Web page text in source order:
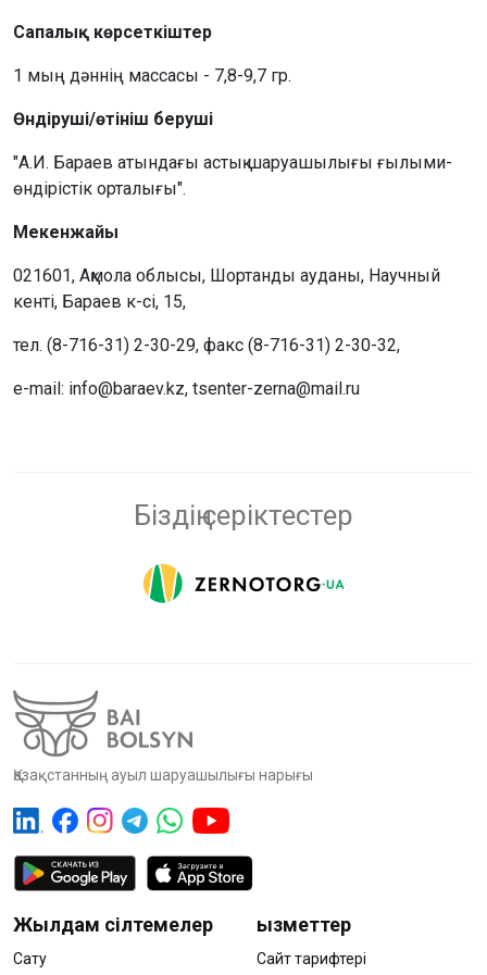
Сапалық көрсеткіштер
1 мың дәннің массасы - 7,8-9,7 гр.
Өндіруші/өтініш беруші
"А.И. Бараев атындағы астық шаруашылығы ғылыми-
өндірістік орталығы".
Мекенжайы
021601, Ақмола облысы, Шортанды ауданы, Научный
кенті, Бараев к-сі, 15,
тел. (8-716-31) 2-30-29, факс (8-716-31) 2-30-32,
e-mail: info@baraev.kz, tsenter-zerna@mail.ru
Біздің серіктестер
Қазақстанның ауыл шаруашылығы нарығы
Жылдам сілтемелер
Сату
Қызметтер
Сайт тарифтері